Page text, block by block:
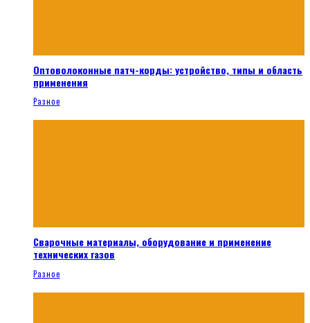
Оптоволоконные патч-корды: устройство, типы и область
применения
Разное
Сварочные материалы, оборудование и применение
технических газов
Разное